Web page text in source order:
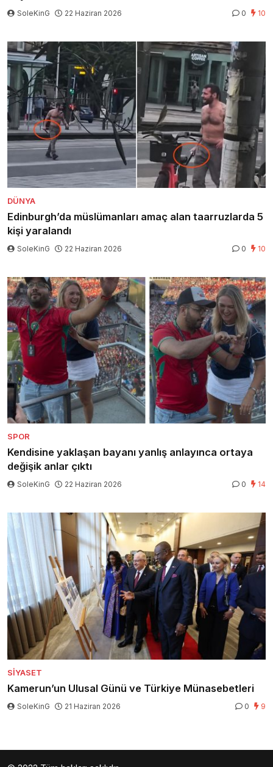
SoleKinG 22 Haziran 2026 0 10
DÜNYA
Edinburgh’da müslümanları amaç alan taarruzlarda 5
kişi yaralandı
SoleKinG 22 Haziran 2026 0 10
SPOR
Kendisine yaklaşan bayanı yanlış anlayınca ortaya
değişik anlar çıktı
SoleKinG 22 Haziran 2026 0 14
SIYASET
Kamerun’un Ulusal Günü ve Türkiye Münasebetleri
SoleKinG 21 Haziran 2026 0 9